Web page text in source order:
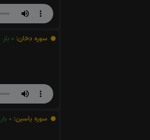
سوره دخان: 0 بار
سوره یاسین: 0 بار